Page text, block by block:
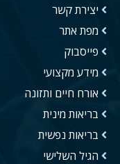
יצירת קשר
מפת אתר
פייסבוק
מידע מקצועי
אורח חיים ותזונה
בריאות מינית
בריאות נפשית
הגיל השלישי